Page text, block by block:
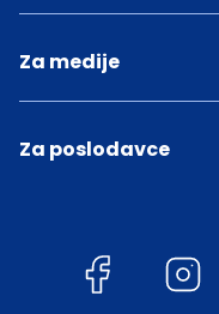
Za medije
Za poslodavce